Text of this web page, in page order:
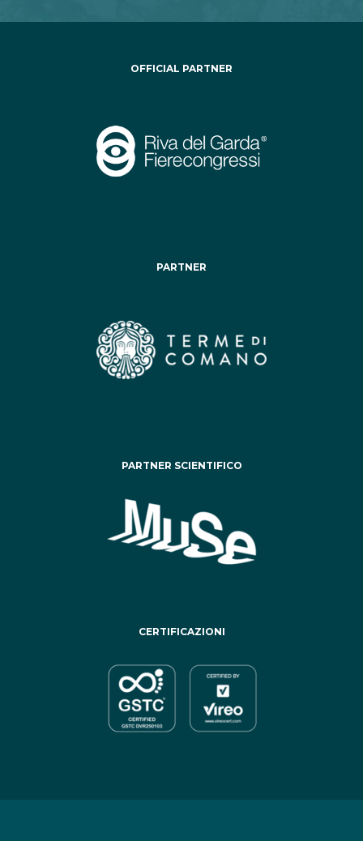
OFFICIAL PARTNER
PARTNER
PARTNER SCIENTIFICO
CERTIFICAZIONI